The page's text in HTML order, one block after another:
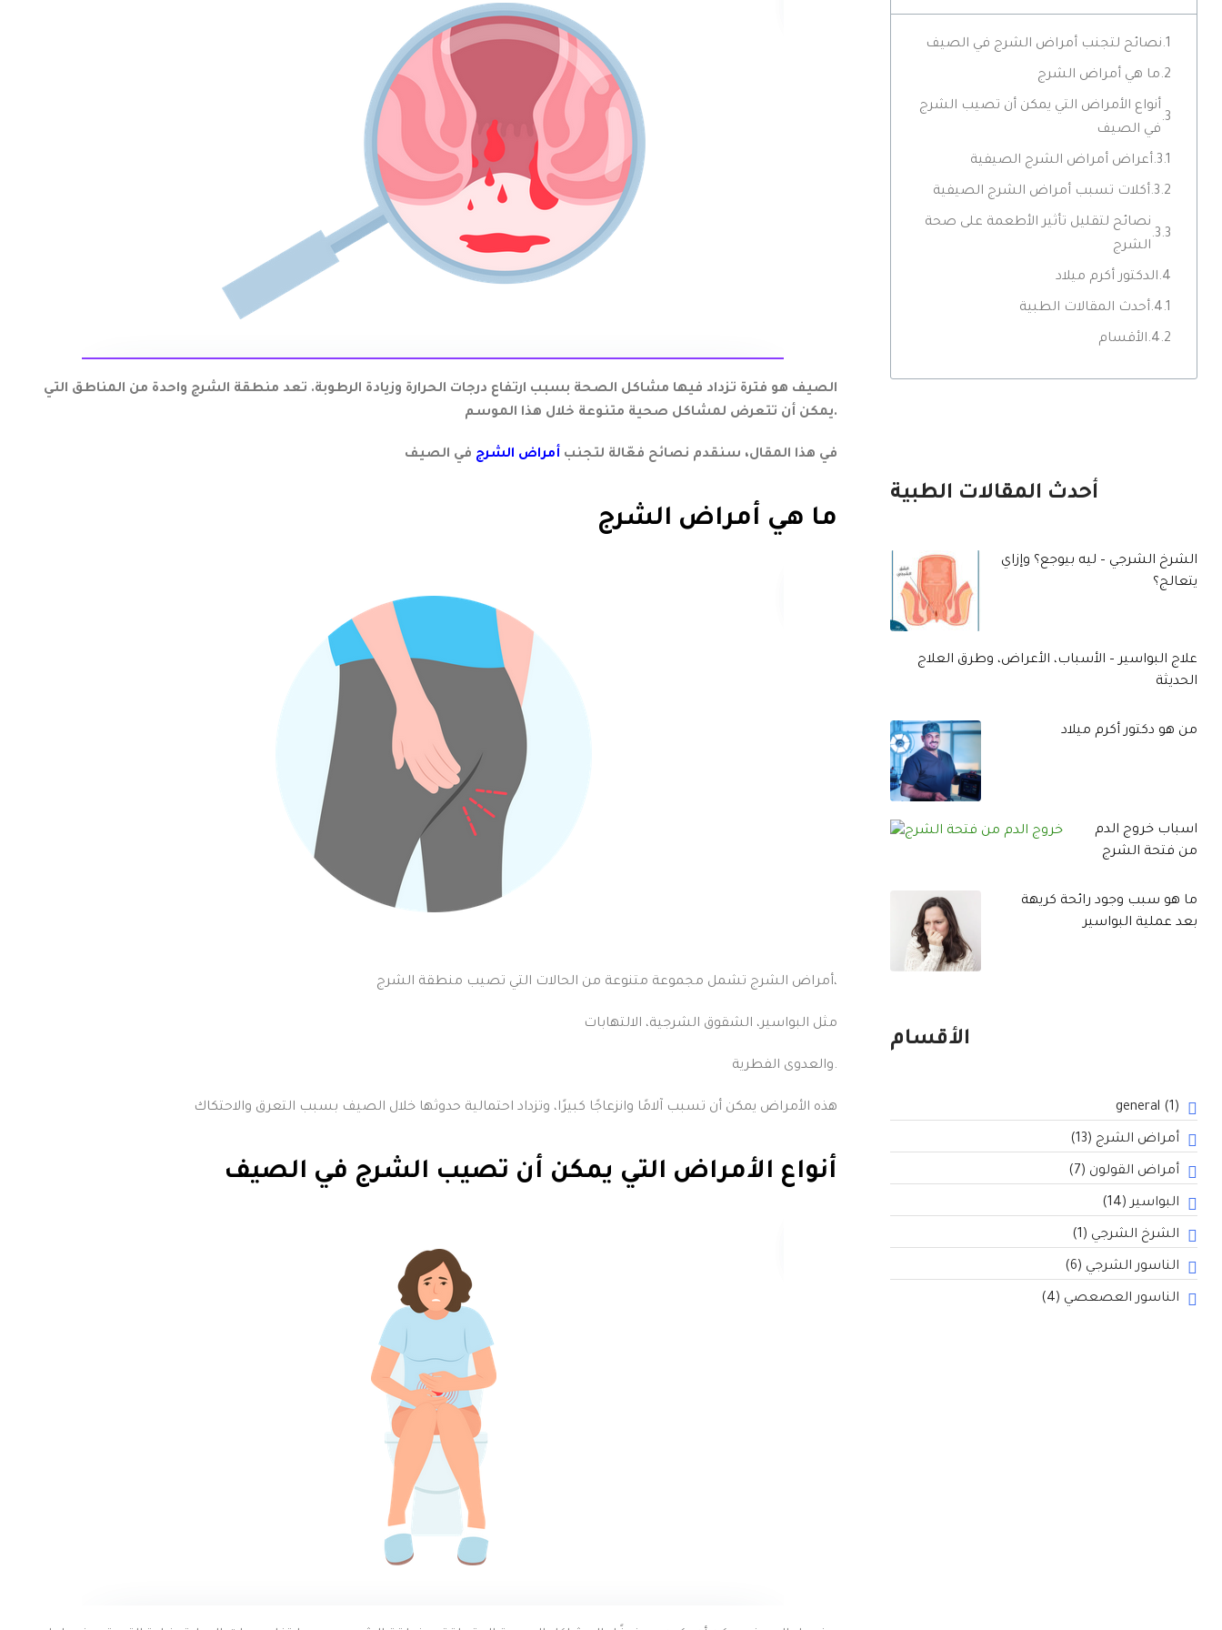
الصيف هو فترة تزداد فيها مشاكل الصحة بسبب ارتفاع درجات الحرارة وزيادة الرطوبة. تعد منطقة الشرج واحدة من المناطق التي
يمكن أن تتعرض لمشاكل صحية متنوعة خلال هذا الموسم.
في هذا المقال، سنقدم نصائح فعّالة لتجنب أمراض الشرج في الصيف
ما هي أمراض الشرج
أمراض الشرج تشمل مجموعة متنوعة من الحالات التي تصيب منطقة الشرج،
مثل البواسير، الشقوق الشرجية، الالتهابات
والعدوى الفطرية.
هذه الأمراض يمكن أن تسبب آلامًا وانزعاجًا كبيرًا، وتزداد احتمالية حدوثها خلال الصيف بسبب التعرق والاحتكاك
أنواع الأمراض التي يمكن أن تصيب الشرج في الصيف
نصائح لتجنب أمراض الشرج في الصيف
ما هي أمراض الشرج
أنواع الأمراض التي يمكن أن تصيب الشرج
في الصيف
أعراض أمراض الشرج الصيفية
أكلات تسبب أمراض الشرج الصيفية
نصائح لتقليل تأثير الأطعمة على صحة
الشرج
الدكتور أكرم ميلاد
أحدث المقالات الطبية
الأقسام
أحدث المقالات الطبية
الشرخ الشرجي – ليه بيوجع؟ وإزاي
يتعالج؟
علاج البواسير – الأسباب، الأعراض، وطرق العلاج
الحديثة
من هو دكتور أكرم ميلاد
اسباب خروج الدم
من فتحة الشرج
المناسب
ما هو سبب وجود رائحة كريهة
بعد عملية البواسير
الأقسام
general (1)
أمراض الشرج (13)
أمراض القولون (7)
البواسير(14)
الشرخ الشرجي (1)
الناسور الشرجي (6)
الناسور العصعصي (4)